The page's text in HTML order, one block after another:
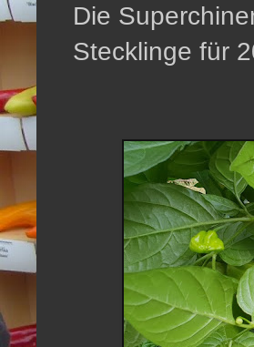
Die
Stecklinge für